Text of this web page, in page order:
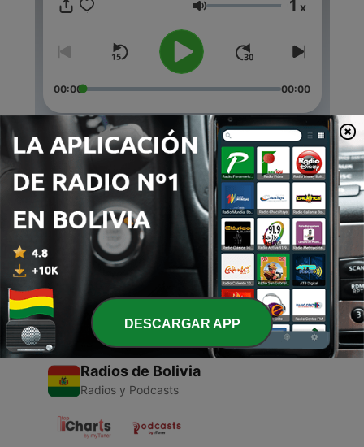
Volumen 1 x
00:00 00:00
Episodios
2 - Pod2
19 oct. 2020
Beaplayer
15 oct. 2020
Radios de Bolivia
Radios y Podcasts
DESCARGAR APP